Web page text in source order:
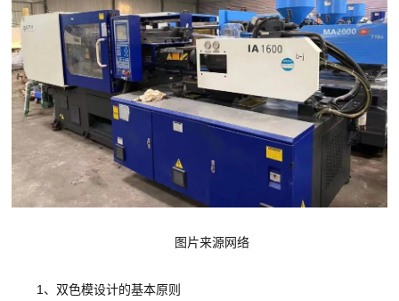
图片来源网络
1、双色模设计的基本原则